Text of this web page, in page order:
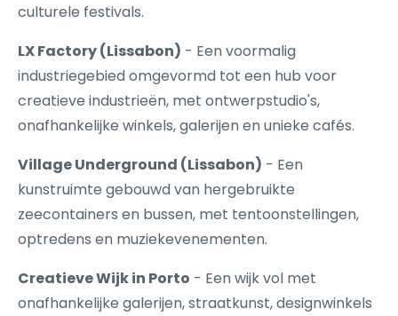
culturele festivals.
LX Factory (Lissabon) - Een voormalig
industriegebied omgevormd tot een hub voor
creatieve industrieën, met ontwerpstudio's,
onafhankelijke winkels, galerijen en unieke cafés.
Village Underground (Lissabon) - Een
kunstruimte gebouwd van hergebruikte
zeecontainers en bussen, met tentoonstellingen,
optredens en muziekevenementen.
Creatieve Wijk in Porto - Een wijk vol met
onafhankelijke galerijen, straatkunst, designwinkels